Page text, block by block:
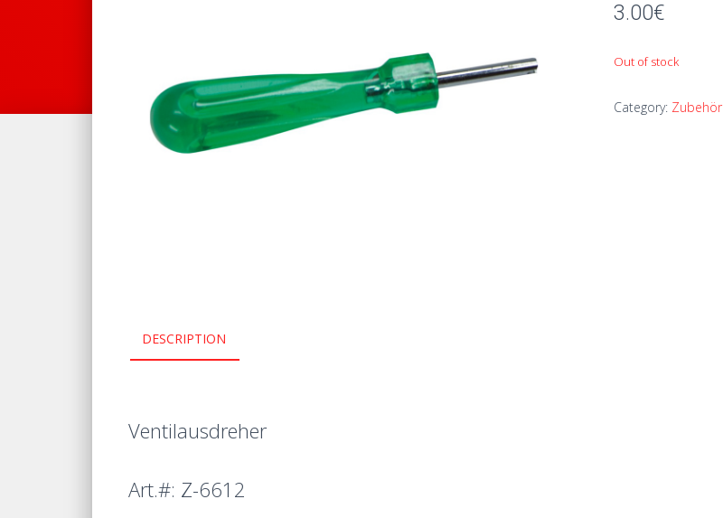
3.00€
Out of stock
Category: Zubehör
DESCRIPTION
Ventilausdreher
Art.#: Z-6612